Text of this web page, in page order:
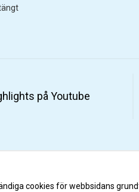
på Youtube
cookies för webbsidans